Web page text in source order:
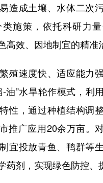
造成土壤、水体二次
施策，依托科研力
高效、因地制宜的精准
速度快、适应能力强
油”水旱轮作模式，利
性，通过种植结构调
推广应用20余万亩。
宜投放青鱼、鸭群等
药剂，实现绿色防控、